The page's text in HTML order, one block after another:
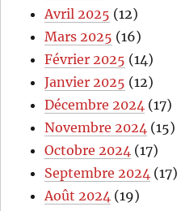
Avril 2025 (12)
Mars 2025 (16)
Février 2025 (14)
Janvier 2025 (12)
Décembre 2024 (17)
Novembre 2024 (15)
Octobre 2024 (17)
Septembre 2024 (17)
Août 2024 (19)